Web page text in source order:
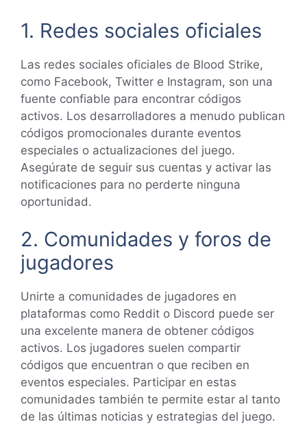
1. Redes sociales oficiales
Las redes sociales oficiales de Blood Strike,
como Facebook, Twitter e Instagram, son una
fuente confiable para encontrar códigos
activos. Los desarrolladores a menudo publican
códigos promocionales durante eventos
especiales o actualizaciones del juego.
Asegúrate de seguir sus cuentas y activar las
notificaciones para no perderte ninguna
oportunidad.
2. Comunidades y foros de
jugadores
Unirte a comunidades de jugadores en
plataformas como Reddit o Discord puede ser
una excelente manera de obtener códigos
activos. Los jugadores suelen compartir
códigos que encuentran o que reciben en
eventos especiales. Participar en estas
comunidades también te permite estar al tanto
de las últimas noticias y estrategias del juego.